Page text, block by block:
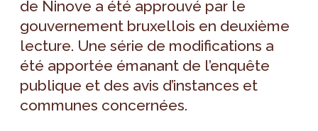
de Ninove a été approuvé par le
gouvernement bruxellois en deuxième
lecture. Une série de modifications a
été apportée émanant de l’enquête
publique et des avis d’instances et
communes concernées.